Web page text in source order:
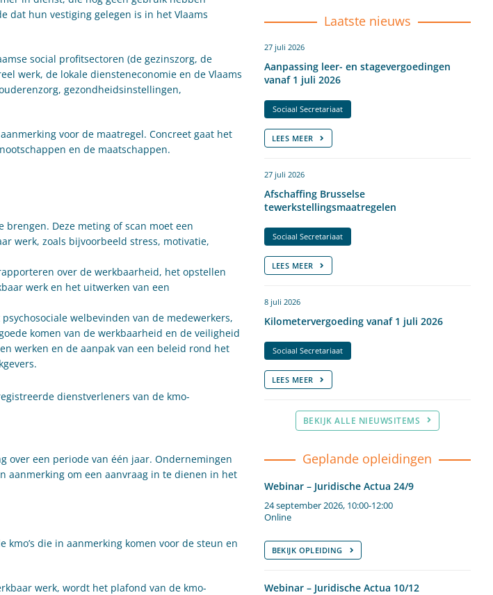
dat hun vestiging gelegen is in het Vlaams
social profitsectoren (de gezinszorg, de
werk, de lokale diensteneconomie en de Vlaams
gezondheidsinstellingen,
voor de maatregel. Concreet gaat het
en de maatschappen.
Deze meting of scan moet een
werk, zoals bijvoorbeeld stress, motivatie,
over de werkbaarheid, het opstellen
werk en het uitwerken van een
welbevinden van de medewerkers,
komen van de werkbaarheid en de veiligheid
werken en de aanpak van een beleid rond het
dienstverleners van de kmo-
over een periode van één jaar. Ondernemingen
aanmerking om een aanvraag in te dienen in het
die in aanmerking komen voor de steun en
werk, wordt het plafond van de kmo-
Laatste nieuws
27 juli 2026
Aanpassing leer- en stagevergoedingen
vanaf 1 juli 2026
Sociaal Secretariaat
LEES MEER
27 juli 2026
Afschaffing Brusselse
tewerkstellingsmaatregelen
Sociaal Secretariaat
LEES MEER
8 juli 2026
Kilometervergoeding vanaf 1 juli 2026
Sociaal Secretariaat
LEES MEER
BEKIJK ALLE NIEUWSITEMS
Geplande opleidingen
Webinar – Juridische Actua 24/9
24 september 2026, 10:00-12:00
Online
BEKIJK OPLEIDING
Webinar – Juridische Actua 10/12